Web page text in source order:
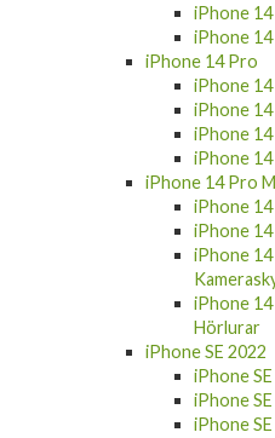
iPhone 14
iPhone
iPhone 14 Pro
iPhone
iPhone 14
iPhone
iPhone
iPhone 14 Pro
iPhone
iPhone 14
iPhone
iPhone
Hörlurar
iPhone SE 2022
iPhone
iPhone
iPhone